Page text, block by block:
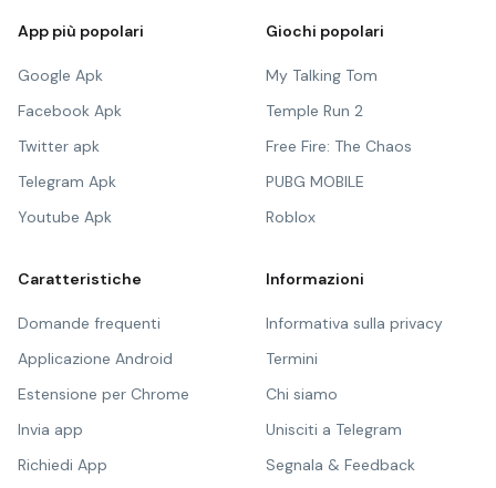
App più popolari
Google Apk
Facebook Apk
Twitter apk
Telegram Apk
Youtube Apk
Giochi popolari
My Talking Tom
Temple Run 2
Free Fire: The Chaos
PUBG MOBILE
Roblox
Caratteristiche
Domande frequenti
Applicazione Android
Estensione per Chrome
Invia app
Richiedi App
Informazioni
Informativa sulla privacy
Termini
Chi siamo
Unisciti a Telegram
Segnala & Feedback